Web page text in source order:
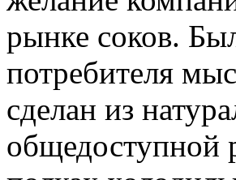
рынке соков.
потребителя
сделан из
общедоступной